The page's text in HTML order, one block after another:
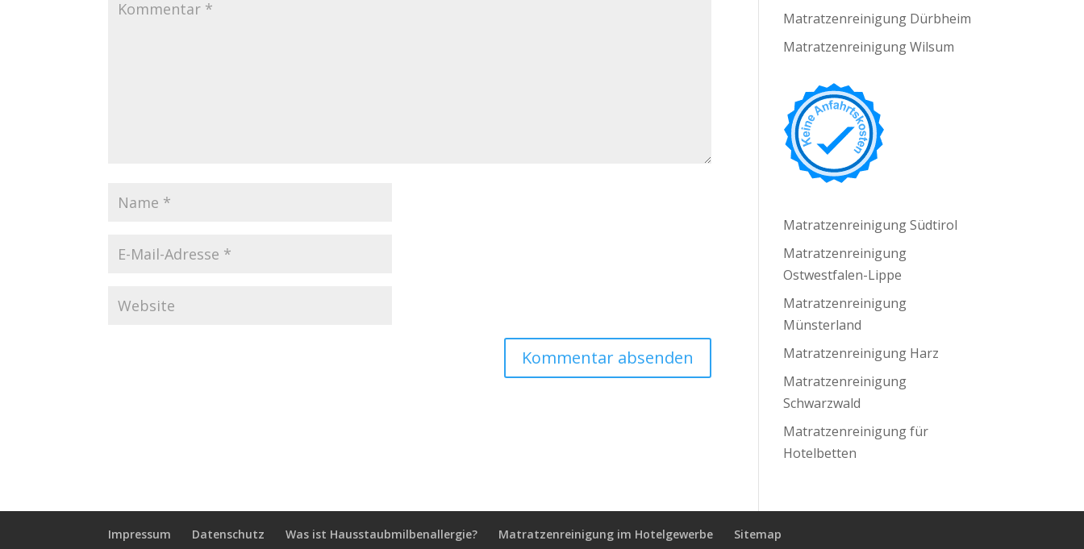
Matratzenreinigung Dürbheim
Matratzenreinigung Wilsum
Matratzenreinigung Südtirol
Matratzenreinigung
Ostwestfalen-Lippe
Matratzenreinigung
Münsterland
Matratzenreinigung Harz
Matratzenreinigung
Schwarzwald
Matratzenreinigung für
Hotelbetten
Impressum Datenschutz Was ist Hausstaubmilbenallergie? Matratzenreinigung im Hotelgewerbe Sitemap